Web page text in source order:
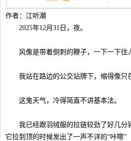
作者：江听潮
2025年12月31日，夜。
风像是带着倒刺的鞭子，一下一下往
我站在路边的公交站牌下，缩得像只
这鬼天气，冷得简直不讲基本法。
我已经跟羽绒服的拉链较劲了好几分
它拉到顶的时候发出了一声不详的“咔嚓”